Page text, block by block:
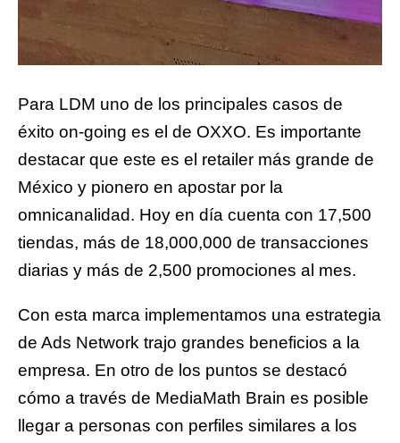
Para LDM uno de los principales casos de
éxito on-going es el de OXXO. Es importante
destacar que este es el retailer más grande de
México y pionero en apostar por la
omnicanalidad. Hoy en día cuenta con 17,500
tiendas, más de 18,000,000 de transacciones
diarias y más de 2,500 promociones al mes.
Con esta marca implementamos una estrategia
de Ads Network trajo grandes beneficios a la
empresa. En otro de los puntos se destacó
cómo a través de MediaMath Brain es posible
llegar a personas con perfiles similares a los